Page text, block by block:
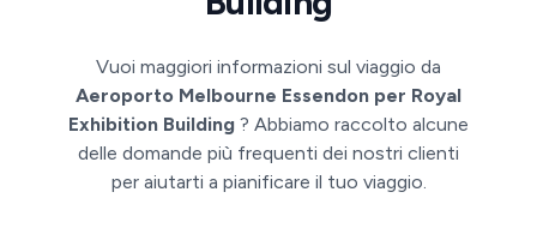
Vuoi maggiori informazioni sul viaggio da
Aeroporto Melbourne Essendon per Royal
Exhibition Building ? Abbiamo raccolto alcune
delle domande più frequenti dei nostri clienti
per aiutarti a pianificare il tuo viaggio.